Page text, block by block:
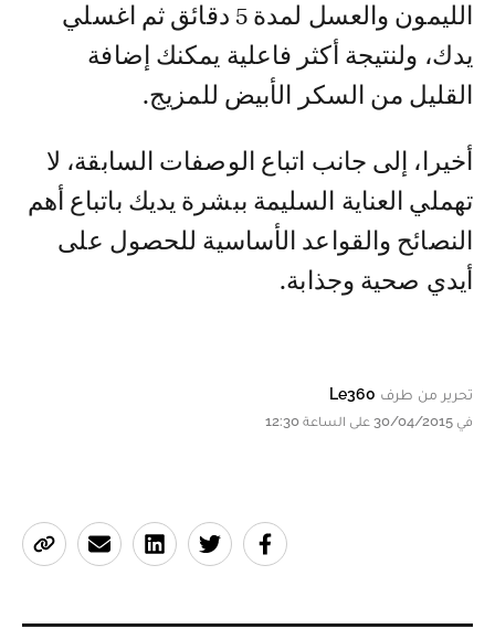
الليمون والعسل لمدة 5 دقائق ثم اغسلي
يدك، ولنتيجة أكثر فاعلية يمكنك إضافة
القليل من السكر الأبيض للمزيج.
أخيرا، إلى جانب اتباع الوصفات السابقة، لا
تهملي العناية السليمة ببشرة يديك باتباع أهم
النصائح والقواعد الأساسية للحصول على
أيدي صحية وجذابة.
تحرير من طرف Le360
في 30/04/2015 على الساعة 12:30